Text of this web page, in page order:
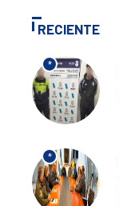
RECIENTE
*
*